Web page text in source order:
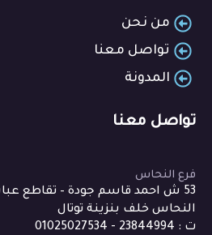
من نحن
تواصل معنا
المدونة
تواصل معنا
فرع النحاس
53 ش احمد قاسم جودة – تقاطع
النحاس خلف بنزينة توتال
ت : 23844994 - 01025027534